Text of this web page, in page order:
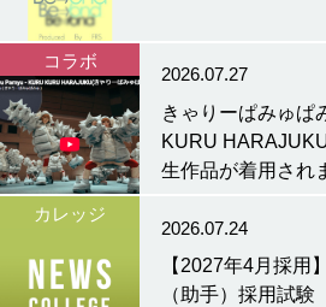
コラボ
2026.07.27
きゃりーぱみゅぱ
KURU
生作品が着用され
カレッジ
2026.07.24
【2027年4月採用
（助手）採用試